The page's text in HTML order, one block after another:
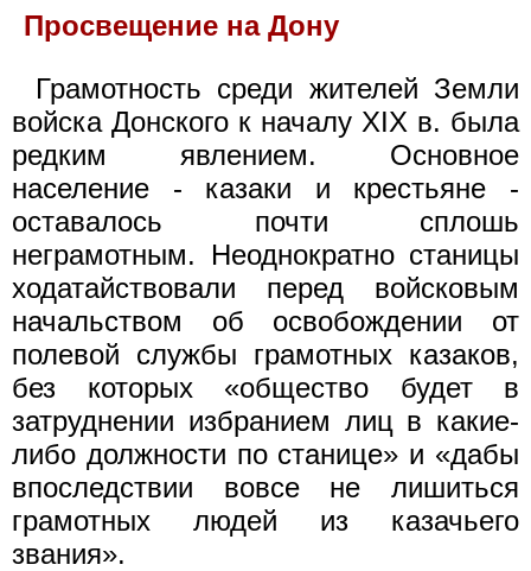
Просвещение на Дону
Грамотность среди жителей Земли
войска Донского к началу XIX в. была
редким явлением. Основное
население - казаки и крестьяне -
оставалось почти сплошь
неграмотным. Неоднократно станицы
ходатайствовали перед войсковым
начальством об освобождении от
полевой службы грамотных казаков,
без которых «общество будет в
затруднении избранием лиц в какие-
либо должности по станице» и «дабы
впоследствии вовсе не лишиться
грамотных людей из казачьего
звания».